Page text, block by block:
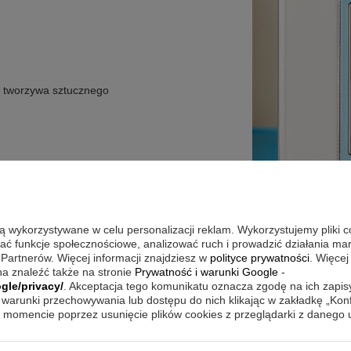
sztucznego
wykorzystywane w celu personalizacji reklam. Wykorzystujemy pliki
funkcje społecznościowe, analizować ruch i prowadzić działania
Więcej informacji znajdziesz w polityce prywatności .
znaleźć także na stronie Prywatność i warunki Google -
privacy/ . Akceptacja tego komunikatu oznacza zgodę na ich
przechowywania lub dostępu do nich klikając w zakładkę
poprzez usunięcie plików cookies z przeglądarki z danego